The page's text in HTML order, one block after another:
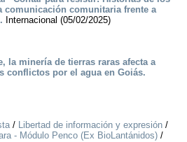
comunicación comunitaria frente a
Internacional (05/02/2025)
la minería de tierras raras afecta a
conflictos por el agua en Goiás.
/ Libertad de información y expresión /
- Módulo Penco (Ex BioLantánidos) /